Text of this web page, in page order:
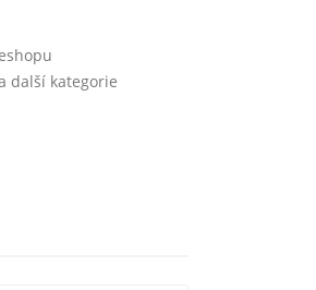
další kategorie